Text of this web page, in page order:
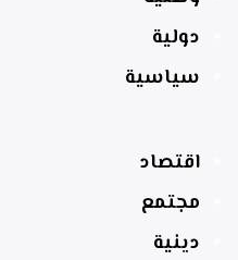
دولية
سياسية
اقتصاد
مجتمع
دينية